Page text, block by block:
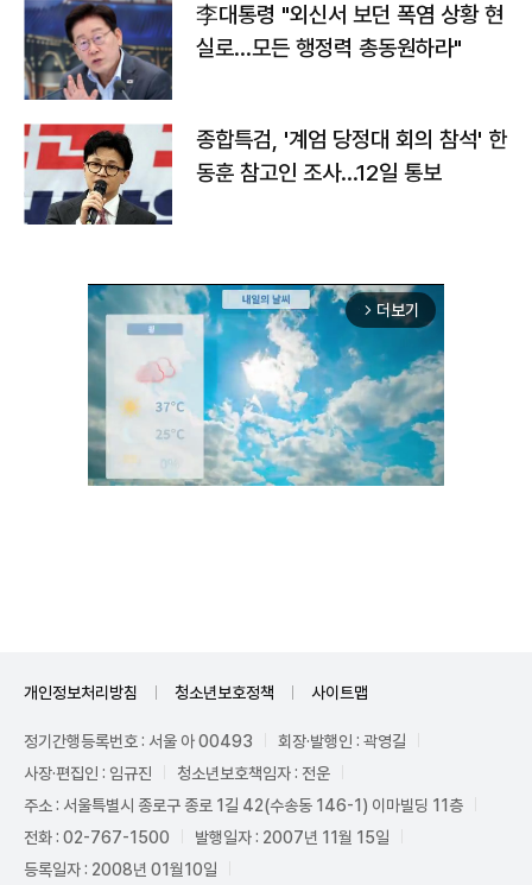
李대통령 "외신서 보던 폭염 상황 현
실로…모든 행정력 총동원하라"
종합특검, '계엄 당정대 회의 참석' 한
동훈 참고인 조사...12일 통보
arrow_forward_ios 더보기
개인정보처리방침 청소년보호정책 사이트맵
정기간행등록번호 : 서울 아 00493
회장·발행인 : 곽영길
사장·편집인 : 임규진
청소년보호책임자 : 전운
주소 : 서울특별시 종로구 종로 1길 42(수송동 146-1) 이마빌딩 11층
전화 : 02-767-1500
발행일자 : 2007년 11월 15일
등록일자 : 2008년 01월10일